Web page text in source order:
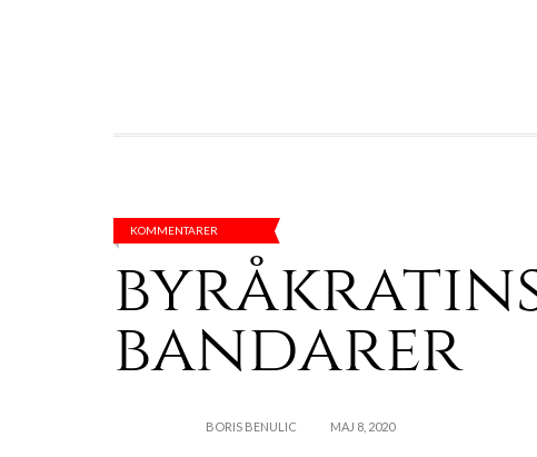
KOMMENTARER
bandarer
BORIS BENULIC MAJ 8, 2020